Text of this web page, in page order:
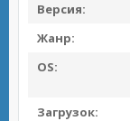
Версия:
Жанр:
OS:
Загрузок: